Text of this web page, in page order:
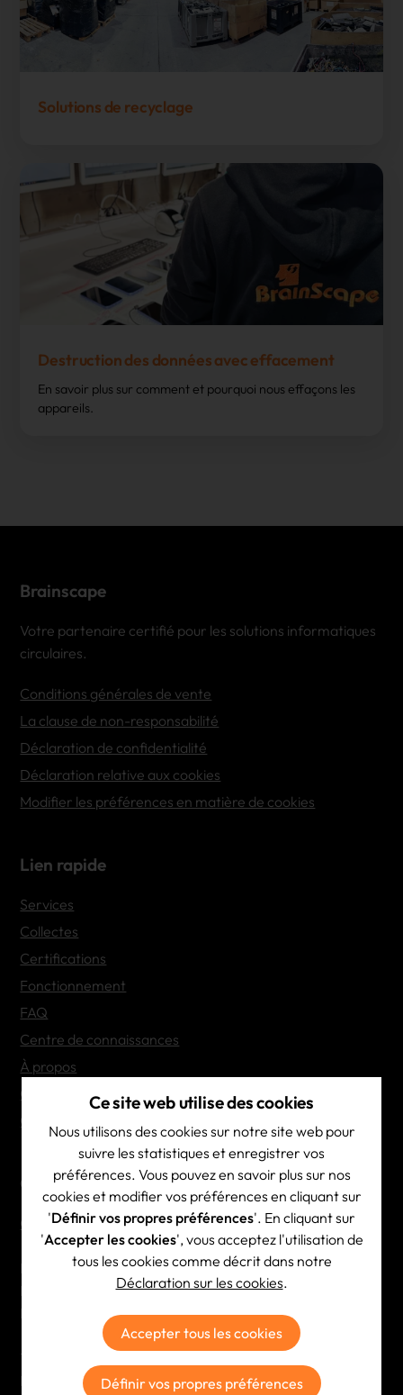
Solutions de recyclage
Destruction des données avec effacement
En savoir plus sur comment et pourquoi nous effaçons les
appareils.
Brainscape
Votre partenaire certifié pour les solutions informatiques
circulaires.
Conditions générales de vente
La clause de non-responsabilité
Déclaration de confidentialité
Déclaration relative aux cookies
Modifier les préférences en matière de cookies
Lien rapide
Services
Collectes
Certifications
Fonctionnement
FAQ
Centre de connaissances
À propos
Contact
Options de transport
Coordonnées de contact
Contact & itinéraire
Brainscape NV
BE 0444.532.687
RPR Antwerpen
Tél:
E-mail:
info@brainscape.be
Ce site web utilise des cookies
Nous utilisons des cookies sur notre site web pour
suivre les statistiques et enregistrer vos
préférences. Vous pouvez en savoir plus sur nos
cookies et modifier vos préférences en cliquant sur
'Définir vos propres préférences'. En cliquant sur
'Accepter les cookies', vous acceptez l'utilisation de
tous les cookies comme décrit dans notre
Déclaration sur les cookies.
Accepter tous les cookies
Définir vos propres préférences